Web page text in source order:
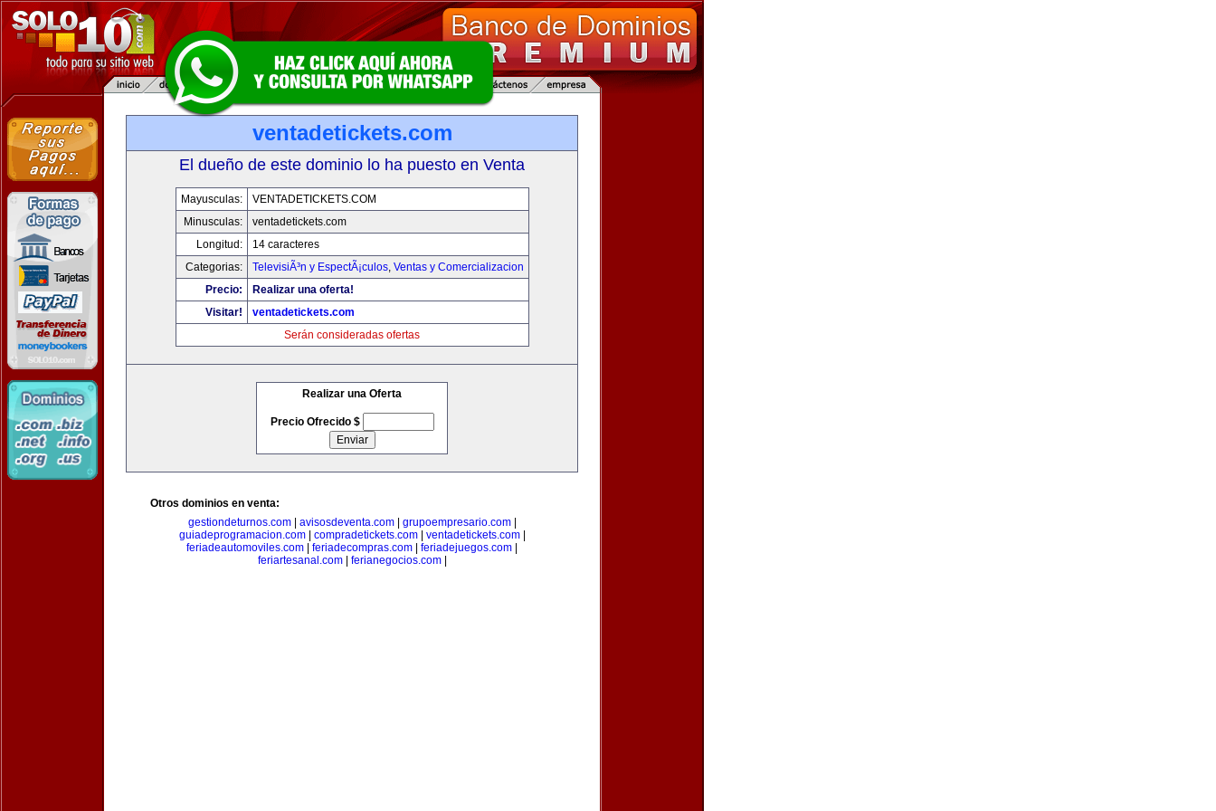
ventadetickets.com
El dueño de este dominio lo ha puesto en Venta
Mayusculas:
VENTADETICKETS.COM
Minusculas:
ventadetickets.com
Longitud:
14 caracteres
Categorias:
TelevisiÃ³n y EspectÃ¡culos, Ventas y Comercializacion
Precio:
Realizar una oferta!
Visitar!
ventadetickets.com
Serán consideradas ofertas
Realizar una Oferta
Precio Ofrecido $
Otros dominios en venta:
gestiondeturnos.com| avisosdeventa.com| grupoempresario.com|
guiadeprogramacion.com| compradetickets.com| ventadetickets.com|
feriadeautomoviles.com
feriadecompras.com feriadejuegos.com
feriartesanal.com| ferianegocios.com|